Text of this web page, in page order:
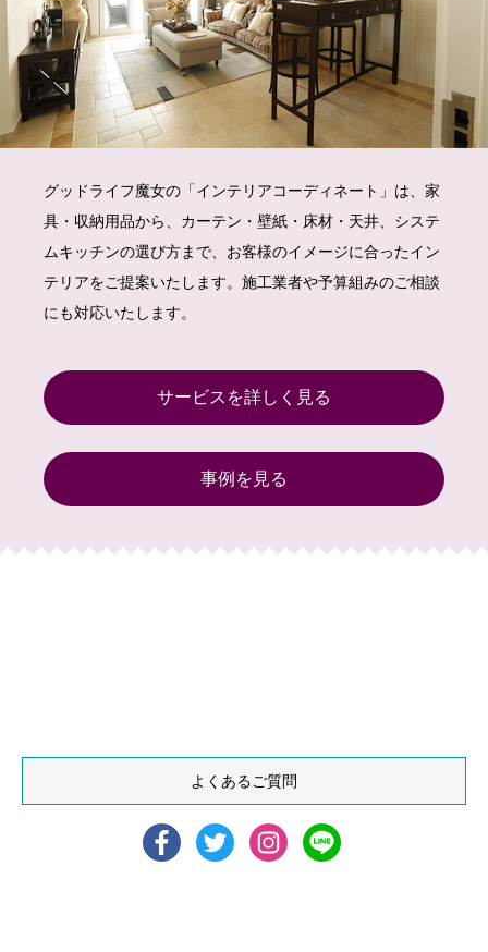
グッドライフ魔女の「インテリアコーディネート」は、家
具・収納用品から、カーテン・壁紙・床材・天井、システ
ムキッチンの選び方まで、お客様のイメージに合ったイン
テリアをご提案いたします。施工業者や予算組みのご相談
にも対応いたします。
サービスを詳しく見る
事例を見る
よくあるご質問